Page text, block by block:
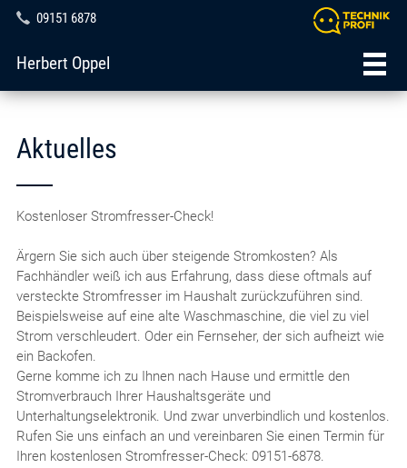
09151 6878
Herbert Oppel
Aktuelles
Kostenloser Stromfresser-Check!
Ärgern Sie sich auch über steigende Stromkosten? Als
Fachhändler weiß ich aus Erfahrung, dass diese oftmals auf
versteckte Stromfresser im Haushalt zurückzuführen sind.
Beispielsweise auf eine alte Waschmaschine, die viel zu viel
Strom verschleudert. Oder ein Fernseher, der sich aufheizt wie
ein Backofen.
Gerne komme ich zu Ihnen nach Hause und ermittle den
Stromverbrauch Ihrer Haushaltsgeräte und
Unterhaltungselektronik. Und zwar unverbindlich und kostenlos.
Rufen Sie uns einfach an und vereinbaren Sie einen Termin für
Ihren kostenlosen Stromfresser-Check: 09151-6878.